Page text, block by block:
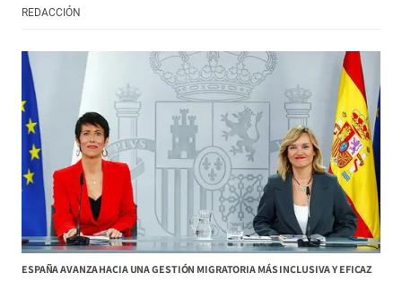
REDACCIÓN
ESPAÑA AVANZA HACIA UNA GESTIÓN MIGRATORIA MÁS INCLUSIVA Y EFICAZ